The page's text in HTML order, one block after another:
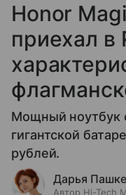
Honor
приехал
Мощный ноутбук
гигантской
рублей.
Дарья
Автор Hi-Tech